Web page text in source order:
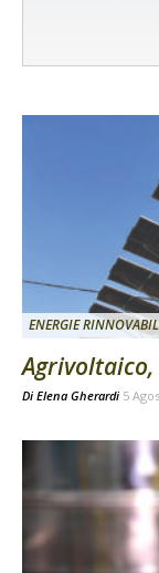
ENERGIE
Di Elena Gherardi 5